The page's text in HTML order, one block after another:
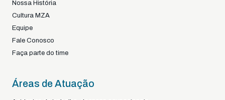
Nossa História
Cultura MZA
Equipe
Fale Conosco
Faça parte do time
Áreas de Atuação